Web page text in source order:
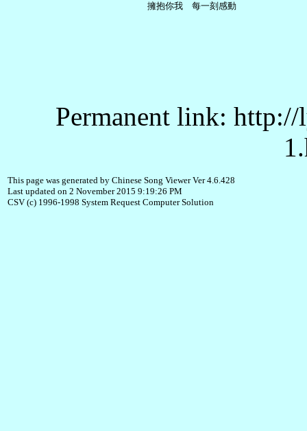
Permanent link:
This page was generated by Chinese Song Viewer Ver 4.6.428
Last updated on 2 November 2015 9:19:26 PM
CSV (c) 1996-1998 System Request Computer Solution